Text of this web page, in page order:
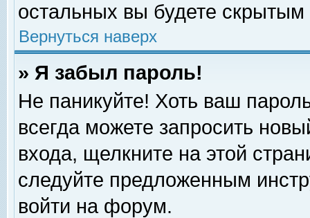
остальных вы будете скрытым
Вернуться наверх
» Я забыл пароль!
Не паникуйте! Хоть ваш
всегда можете запросить
входа, щелкните на этой
следуйте предложенным
войти на форум.